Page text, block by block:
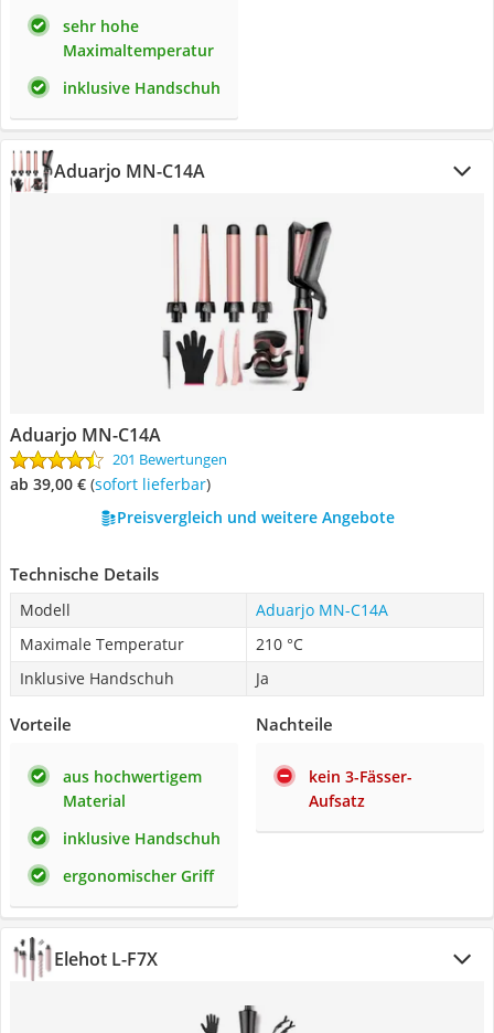
sehr hohe
Maximaltemperatur
inklusive Handschuh
Aduarjo MN-C14A
Aduarjo MN-C14A
201 Bewertungen
ab 39,00 € ( Sofort lieferbar)
Preisvergleich und weitere Angebote
Technische Details
Modell
Aduarjo MN-C14A
Maximale Temperatur
210 °C
Inklusive Handschuh
Ja
Vorteile
aus hochwertigem
Material
inklusive Handschuh
ergonomischer Griff
Nachteile
kein 3-Fässer-
Aufsatz
Elehot L-F7X